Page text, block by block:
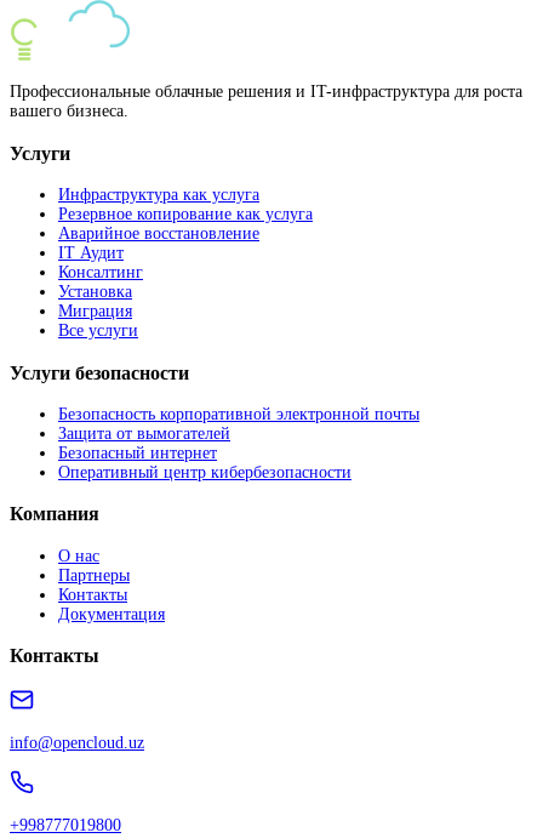
Профессиональные облачные решения и IT-инфраструктура для роста
вашего бизнеса.
Услуги
Инфраструктура как услуга
Резервное копирование как услуга
Аварийное восстановление
IT Аудит
Консалтинг
Установка
Миграция
Все услуги
Услуги безопасности
Безопасность корпоративной электронной почты
Защита от вымогателей
Безопасный интернет
Оперативный центр кибербезопасности
Компания
О нас
Партнеры
Контакты
Документация
Контакты
info@opencloud.uz
+998777019800